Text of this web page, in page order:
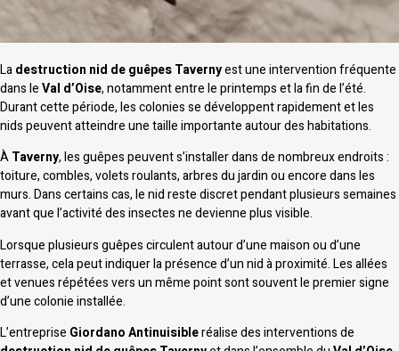
Ladestruction nid de guêpes Tavernyest une intervention fréquente
dans leVal d’Oise, notamment entre le printemps et la fin de l’été.
Durant cette période, les colonies se développent rapidement et les
nids peuvent atteindre une taille importante autour des habitations.
ÀTaverny, les guêpes peuvent s’installer dans de nombreux endroits :
toiture, combles, volets roulants, arbres du jardin ou encore dans les
murs. Dans certains cas, le nid reste discret pendant plusieurs semaines
avant que l’activité des insectes ne devienne plus visible.
Lorsque plusieurs guêpes circulent autour d’une maison ou d’une
terrasse, cela peut indiquer la présence d’un nid à proximité. Les allées
et venues répétées vers un même point sont souvent le premier signe
d’une colonie installée.
L’entreprise Giordano Antinuisibleréalise des interventions de